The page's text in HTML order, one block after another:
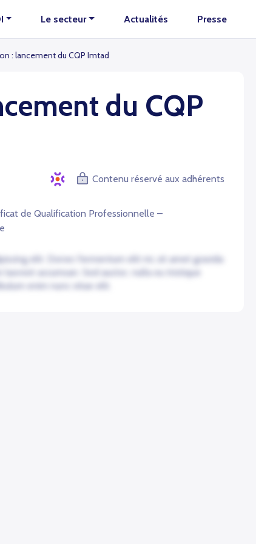
Le secteur Actualités Presse
: lancement du CQP Imtad
du CQP
Contenu réservé aux adhérents
de Qualification Professionnelle –
elit. Donec fermentum elit mi, sit amet gravida
accumsan. Sed auctor, nulla eu tristique
enim nunc vitae elit.